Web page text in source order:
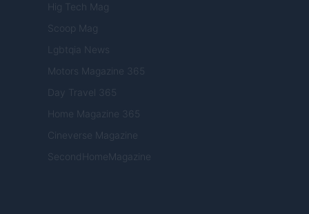
Hig Tech Mag
Scoop Mag
Lgbtqia News
Motors Magazine 365
Day Travel 365
Home Magazine 365
Cineverse Magazine
SecondHomeMagazine